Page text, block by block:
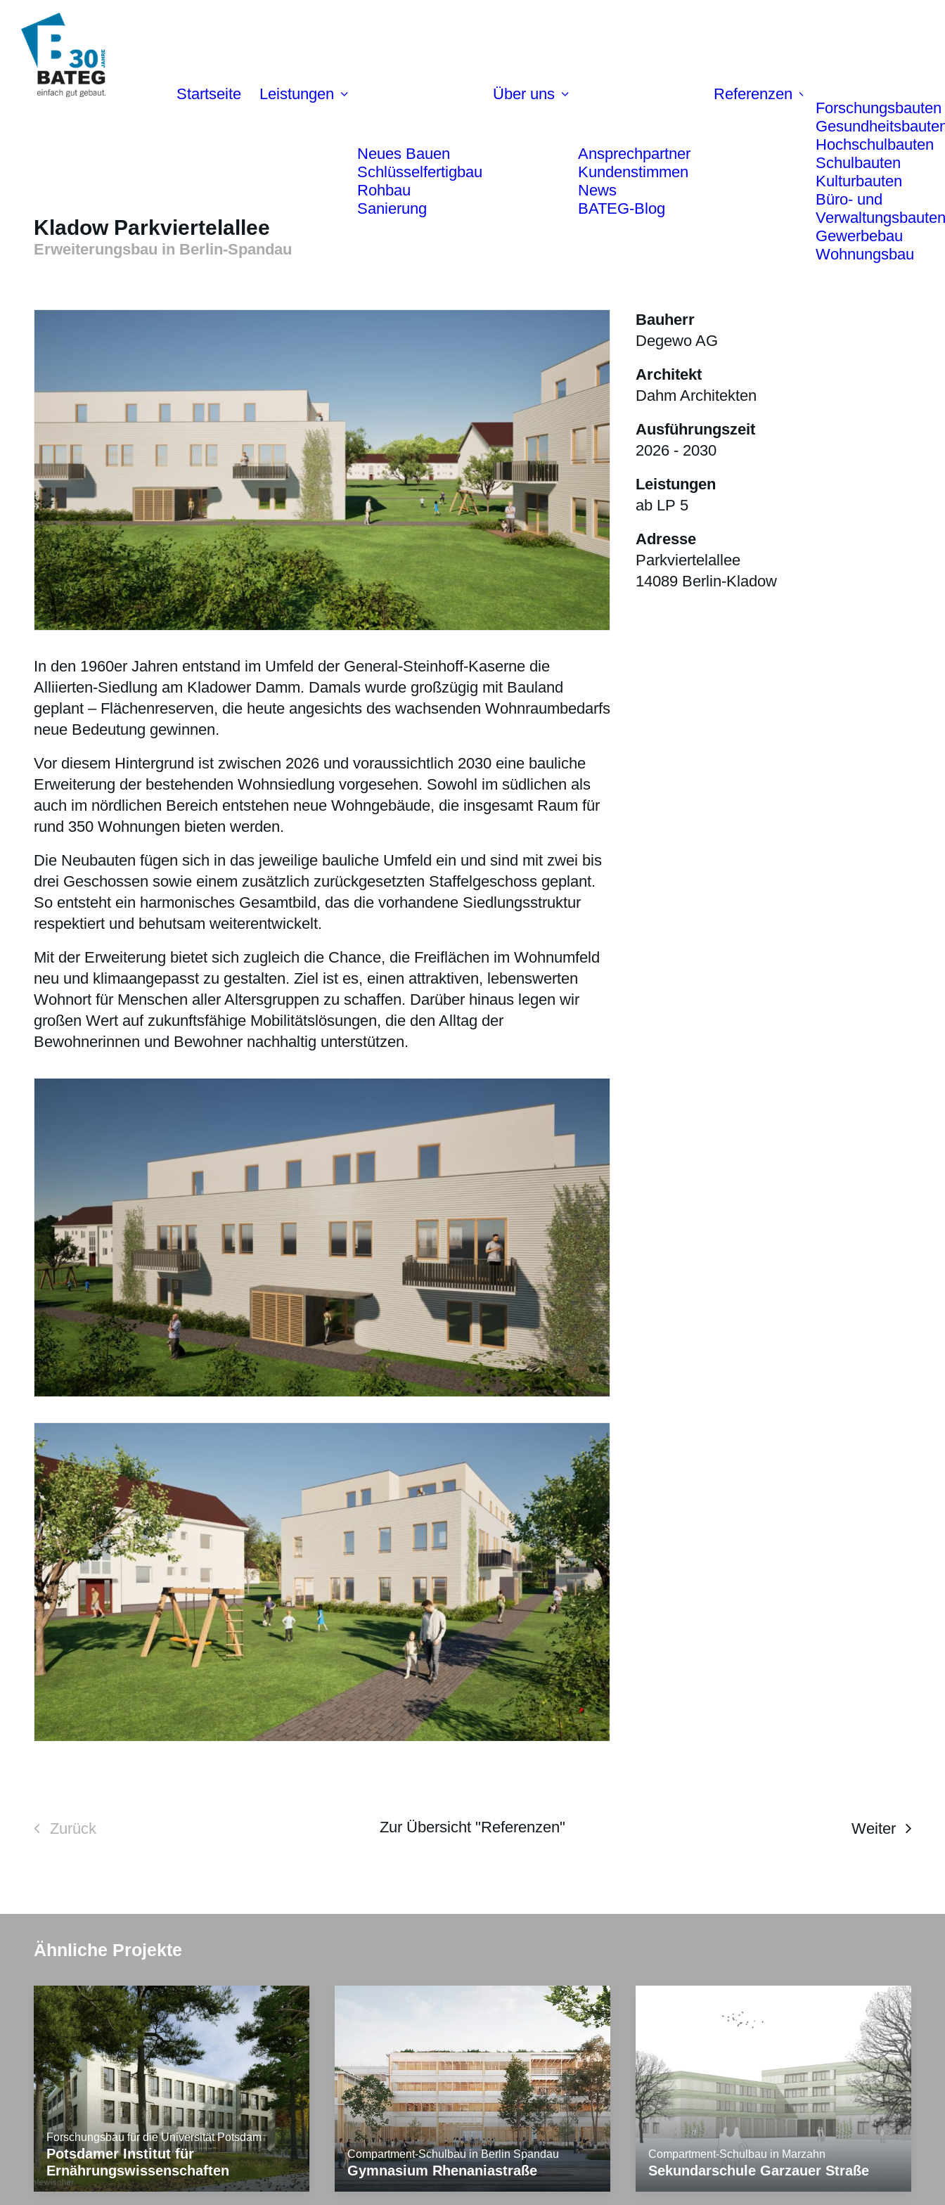
Startseite Leistungen
Neues Bauen
Schlüsselfertigbau
Rohbau
Sanierung
Über uns
Ansprechpartner
Kundenstimmen
News
BATEG-Blog
Referenzen
Forschungsbauten
Hochschulbauten
Schulbauten
Kulturbauten
Büro- und
Verwaltungsbauten
Gewerbebau
Wohnungsbau
Kladow Parkviertelallee
Erweiterungsbau in Berlin-Spandau
In den 1960er Jahren entstand im Umfeld der General-Steinhoff-Kaserne die
Alliierten-Siedlung am Kladower Damm. Damals wurde großzügig mit Bauland
geplant – Flächenreserven, die heute angesichts des wachsenden Wohnraumbedarfs
neue Bedeutung gewinnen.
Vor diesem Hintergrund ist zwischen 2026 und voraussichtlich 2030 eine bauliche
Erweiterung der bestehenden Wohnsiedlung vorgesehen. Sowohl im südlichen als
auch im nördlichen Bereich entstehen neue Wohngebäude, die insgesamt Raum für
rund 350 Wohnungen bieten werden.
Die Neubauten fügen sich in das jeweilige bauliche Umfeld ein und sind mit zwei bis
drei Geschossen sowie einem zusätzlich zurückgesetzten Staffelgeschoss geplant.
So entsteht ein harmonisches Gesamtbild, das die vorhandene Siedlungsstruktur
respektiert und behutsam weiterentwickelt.
Mit der Erweiterung bietet sich zugleich die Chance, die Freiflächen im Wohnumfeld
neu und klimaangepasst zu gestalten. Ziel ist es, einen attraktiven, lebenswerten
Wohnort für Menschen aller Altersgruppen zu schaffen. Darüber hinaus legen wir
großen Wert auf zukunftsfähige Mobilitätslösungen, die den Alltag der
Bewohnerinnen und Bewohner nachhaltig unterstützen.
Bauherr
Degewo AG
Architekt
Dahm Architekten
Ausführungszeit
2026 - 2030
Leistungen
ab LP 5
Adresse
Parkviertelallee
14089 Berlin-Kladow
Zurück Zur Übersicht "Referenzen" Weiter
Ähnliche Projekte
Forschungsbau für die Universität Potsdam
Potsdamer Institut für
Ernährungswissenschaften
Compartment-Schulbau in Berlin Spandau
Gymnasium Rhenaniastraße
Compartment-Schulbau in Marzahn
Sekundarschule Garzauer Straße